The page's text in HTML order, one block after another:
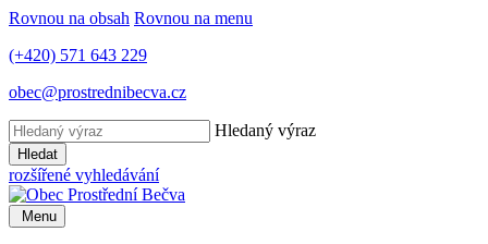
Rovnou na obsah Rovnou na menu
(+420) 571 643 229
obec@prostrednibecva.cz
Hledaný výraz
Hledat
rozšířené vyhledávání
Menu